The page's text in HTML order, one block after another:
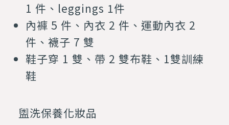
1 件、leggings 1件
內褲 5 件、內衣 2 件、運動內衣 2
件、襪子 7 雙
鞋子穿 1 雙、帶 2 雙布鞋、1雙訓練
鞋
盥洗保養化妝品